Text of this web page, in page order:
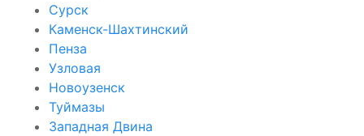
Сурск
Каменск-Шахтинский
Пенза
Узловая
Новоузенск
Туймазы
Западная Двина